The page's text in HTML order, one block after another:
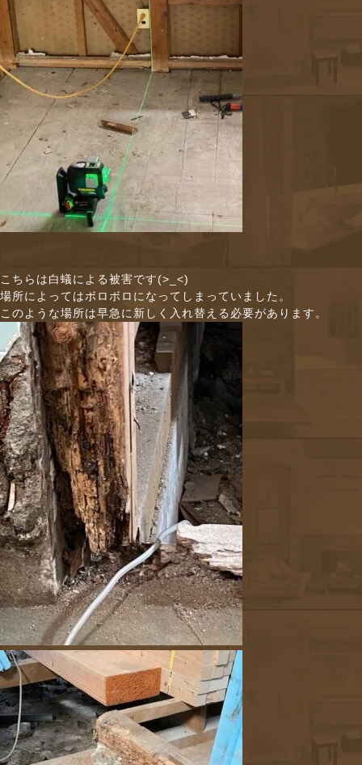
こちらは白蟻による被害です(>_<)
場所によってはボロボロになってしまっていました。
このような場所は早急に新しく入れ替える必要があります。